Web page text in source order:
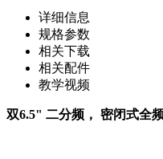
详细信息
规格参数
相关下载
相关配件
教学视频
双6.5" 二分频， 密闭式全